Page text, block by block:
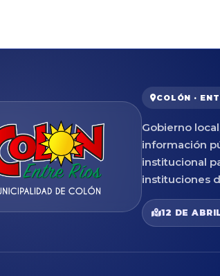
COLÓN ·
Gobierno
información
institucional
instituciones
12 DE